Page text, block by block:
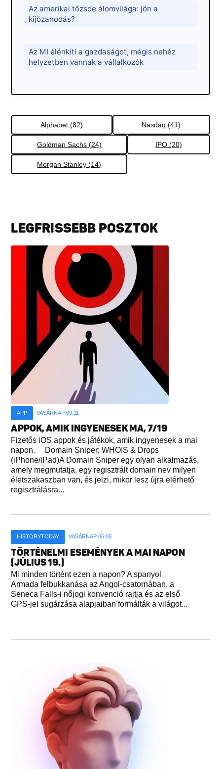
Az amerikai tőzsde álomvilága: jön a
kijózanodás?
Az MI élénkíti a gazdaságot, mégis nehéz
helyzetben vannak a vállalkozók
Alphabet (82) Nasdaq (41)
Goldman Sachs (24) IPO (20)
Morgan Stanley (14)
LEGFRISSEBB POSZTOK
APP VASÁRNAP 09:11
APPOK, AMIK INGYENESEK MA, 7/19
Fizetős iOS appok és játékok, amik ingyenesek a mai
napon. Domain Sniper: WHOIS & Drops
(iPhone/iPad)A Domain Sniper egy olyan alkalmazás,
amely megmutatja, egy regisztrált domain nev milyen
életszakaszban van, és jelzi, mikor lesz újra elérhető
regisztrálásra...
HISTORYTODAY VASÁRNAP 06:05
TÖRTÉNELMI ESEMÉNYEK A MAI NAPON
(JÚLIUS 19.)
Mi minden történt ezen a napon? A spanyol
Armada felbukkanása az Angol-csatornában, a
Seneca Falls-i nőjogi konvenció rajtja és az első
GPS-jel sugárzása alapjaiban formálták a világot...